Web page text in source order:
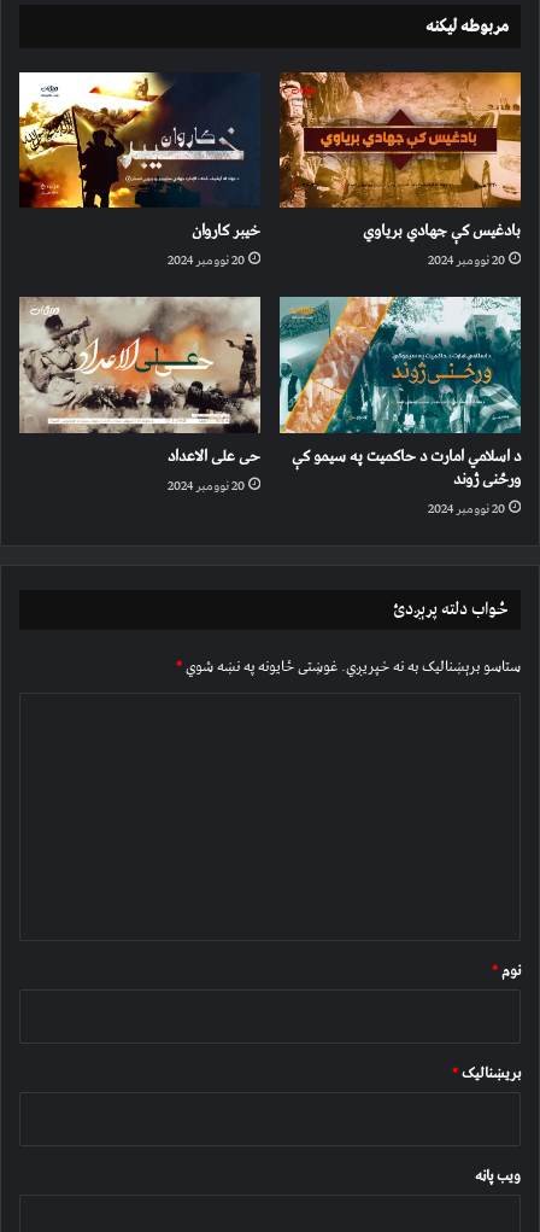
مربوطه لیکنه
بادغیس کې جهادي بریاوي
20 نوومبر 2024
خیبر کاروان
20 نوومبر 2024
د اسلامي امارت د حاکمیت په سیمو کې
ورځنی ژوند
20 نوومبر 2024
حی علی الاعداد
20 نوومبر 2024
ځواب دلته پرېږدئ
ستاسو برېښناليک به نه خپريږي.غوښتى ځایونه په نښه شوي*
*
نوم*
بریښنالیک*
ویب پاڼه